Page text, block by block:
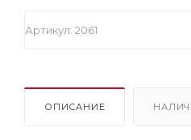
Артикул: 2061
ОПИСАНИЕ